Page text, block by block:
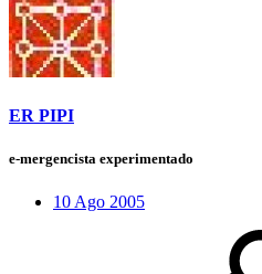
ER PIPI
e-mergencista experimentado
10 Ago 2005